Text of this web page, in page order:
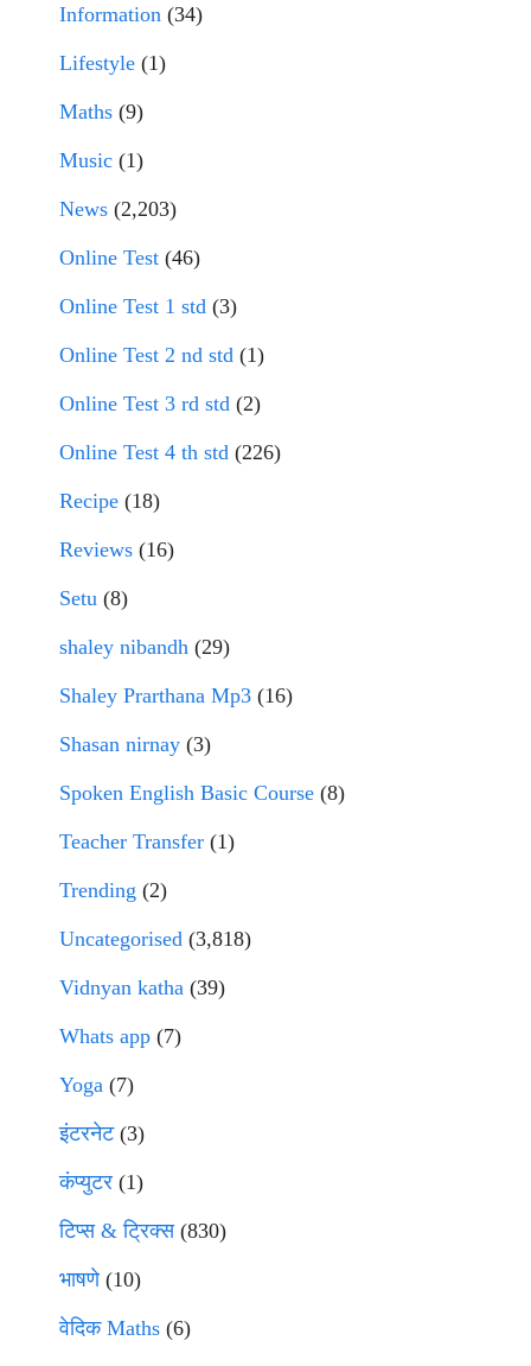
Information (34)
Lifestyle (1)
Maths (9)
Music (1)
News (2,203)
Online Test (46)
Online Test 1 std (3)
Online Test 2 nd std (1)
Online Test 3 rd std (2)
Online Test 4 th std (226)
Recipe (18)
Reviews (16)
Setu (8)
shaley nibandh (29)
Shaley Prarthana Mp3 (16)
Shasan nirnay (3)
Spoken English Basic Course (8)
Teacher Transfer (1)
Trending (2)
Uncategorised (3,818)
Vidnyan katha (39)
Whats app (7)
Yoga (7)
इंटरनेट(3)
कंप्युटर (1)
टिप्स & ट्रिक्स(830)
भाषणे(10)
वेदिक Maths (6)